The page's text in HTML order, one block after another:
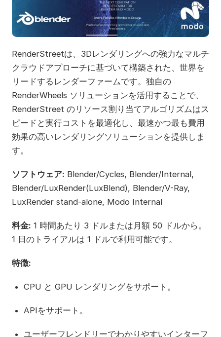
RenderStreetは、3Dレンダリングへの強力なマルチ
クラウドアプローチに基づいて構築された、世界を
リードするレンダーファームです。独自の
RenderWheels ソリューションを活用することで、
RenderStreet のリソース割り当てアルゴリズムはス
ピードと実行コストを最適化し、最速かつ最も費用
効果の高いレンダリングソリューションを提供しま
す。
ソフトウェア: Blender/Cycles, Blender/Internal,
Blender/LuxRender(LuxBlend), Blender/V-Ray,
LuxRender stand-alone, Modo Internal
料金: 1 時間あたり 3 ドルまたは月額 50 ドルから。
1 日のトライアルは 1 ドルで利用可能です。
特徴:
CPU と GPU レンダリングをサポート。
APIをサポート。
ユーザーフレンドリーでわかりやすいインターフ